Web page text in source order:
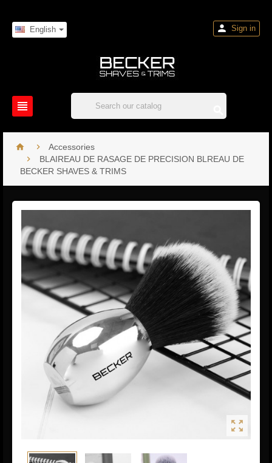
English

 Sign in
 
Accessories

BLAIREAU DE RASAGE DE PRECISION BLREAU DE
BECKER SHAVES & TRIMS
